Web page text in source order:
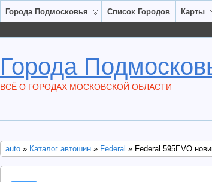
Города Подмосковья Список Городов Карты
Города
ВСЁ О ГОРОДАХ МОСКОВСКОЙ ОБЛАСТИ
auto » Каталог автошин » Federal » Federal 595EVO